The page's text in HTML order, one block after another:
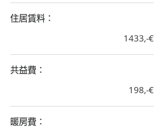
​住居賃料：
1433,-€
​共益費：
198,-€
​暖房費：